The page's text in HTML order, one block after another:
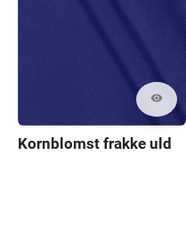
visibility
Kornblomst frakke uld